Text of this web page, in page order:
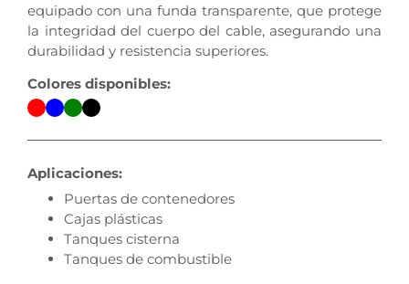
equipado con una funda transparente, que protege
la integridad del cuerpo del cable, asegurando una
durabilidad y resistencia superiores.
Colores disponibles:
Aplicaciones:
Puertas de contenedores
Cajas plásticas
Tanques cisterna
Tanques de combustible